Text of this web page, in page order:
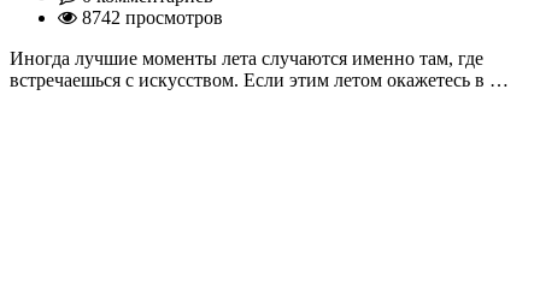
8742 просмотров
Иногда лучшие моменты лета случаются именно там, где
встречаешься с искусством. Если этим летом окажетесь в …